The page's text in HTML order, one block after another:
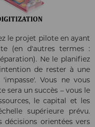
le projet pilote en ayant
(en d'autres termes :
Ne le planifiez
de rester à une
Vous ne vous
sera un succès – vous le
le capital et les
supérieure prévu.
décisions orientées vers